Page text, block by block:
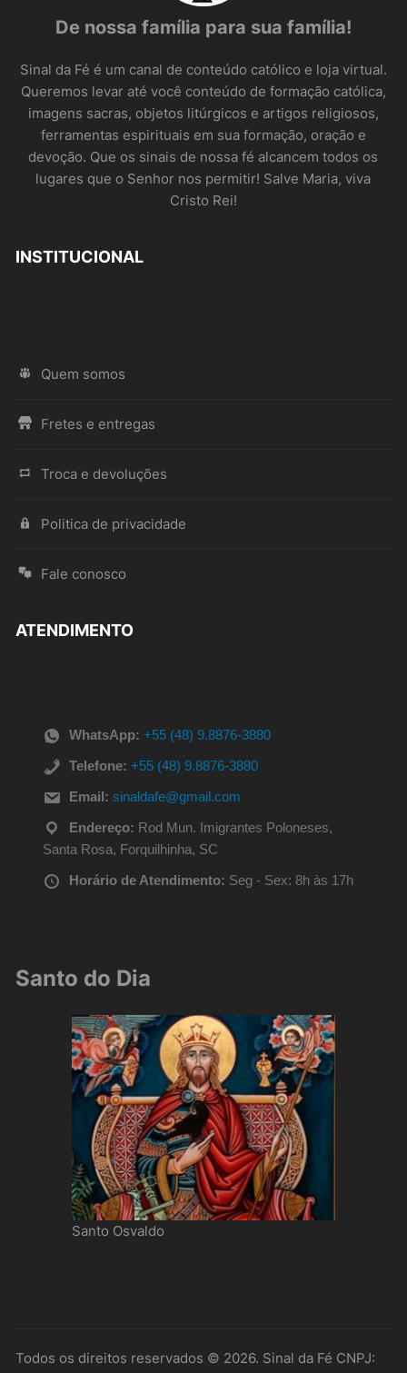
De nossa família para sua família!
Sinal da Fé é um canal de conteúdo católico e loja virtual.
Queremos levar até você conteúdo de formação católica,
imagens sacras, objetos litúrgicos e artigos religiosos,
ferramentas espirituais em sua formação, oração e
devoção. Que os sinais de nossa fé alcancem todos os
lugares que o Senhor nos permitir! Salve Maria, viva
Cristo Rei!
INSTITUCIONAL
Quem somos
Fretes e entregas
Troca e devoluções
Politica de privacidade
Fale conosco
ATENDIMENTO
WhatsApp: +55 (48) 9.8876-3880
Telefone: +55 (48) 9.8876-3880
Email: sinaldafe@gmail.com
Endereço: Rod Mun. Imigrantes Poloneses,
Santa Rosa, Forquilhinha, SC
Horário de Atendimento: Seg - Sex: 8h às 17h
Santo do Dia
Santo Osvaldo
Todos os direitos reservados © 2026. Sinal da Fé CNPJ: